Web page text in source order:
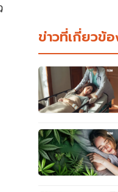
ข่าวที่เกี่ยวข้